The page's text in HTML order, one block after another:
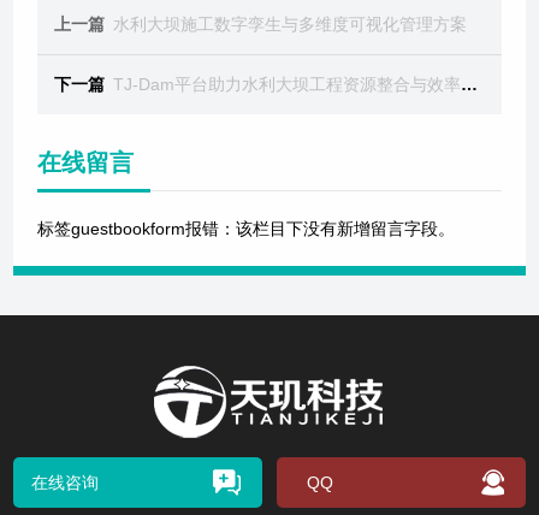
上一篇 水利大坝施工数字孪生与多维度可视化管理方案
下一篇 TJ-Dam平台助力水利大坝工程资源整合与效率升级
在线留言
标签guestbookform报错：该栏目下没有新增留言字段。
在线咨询 QQ